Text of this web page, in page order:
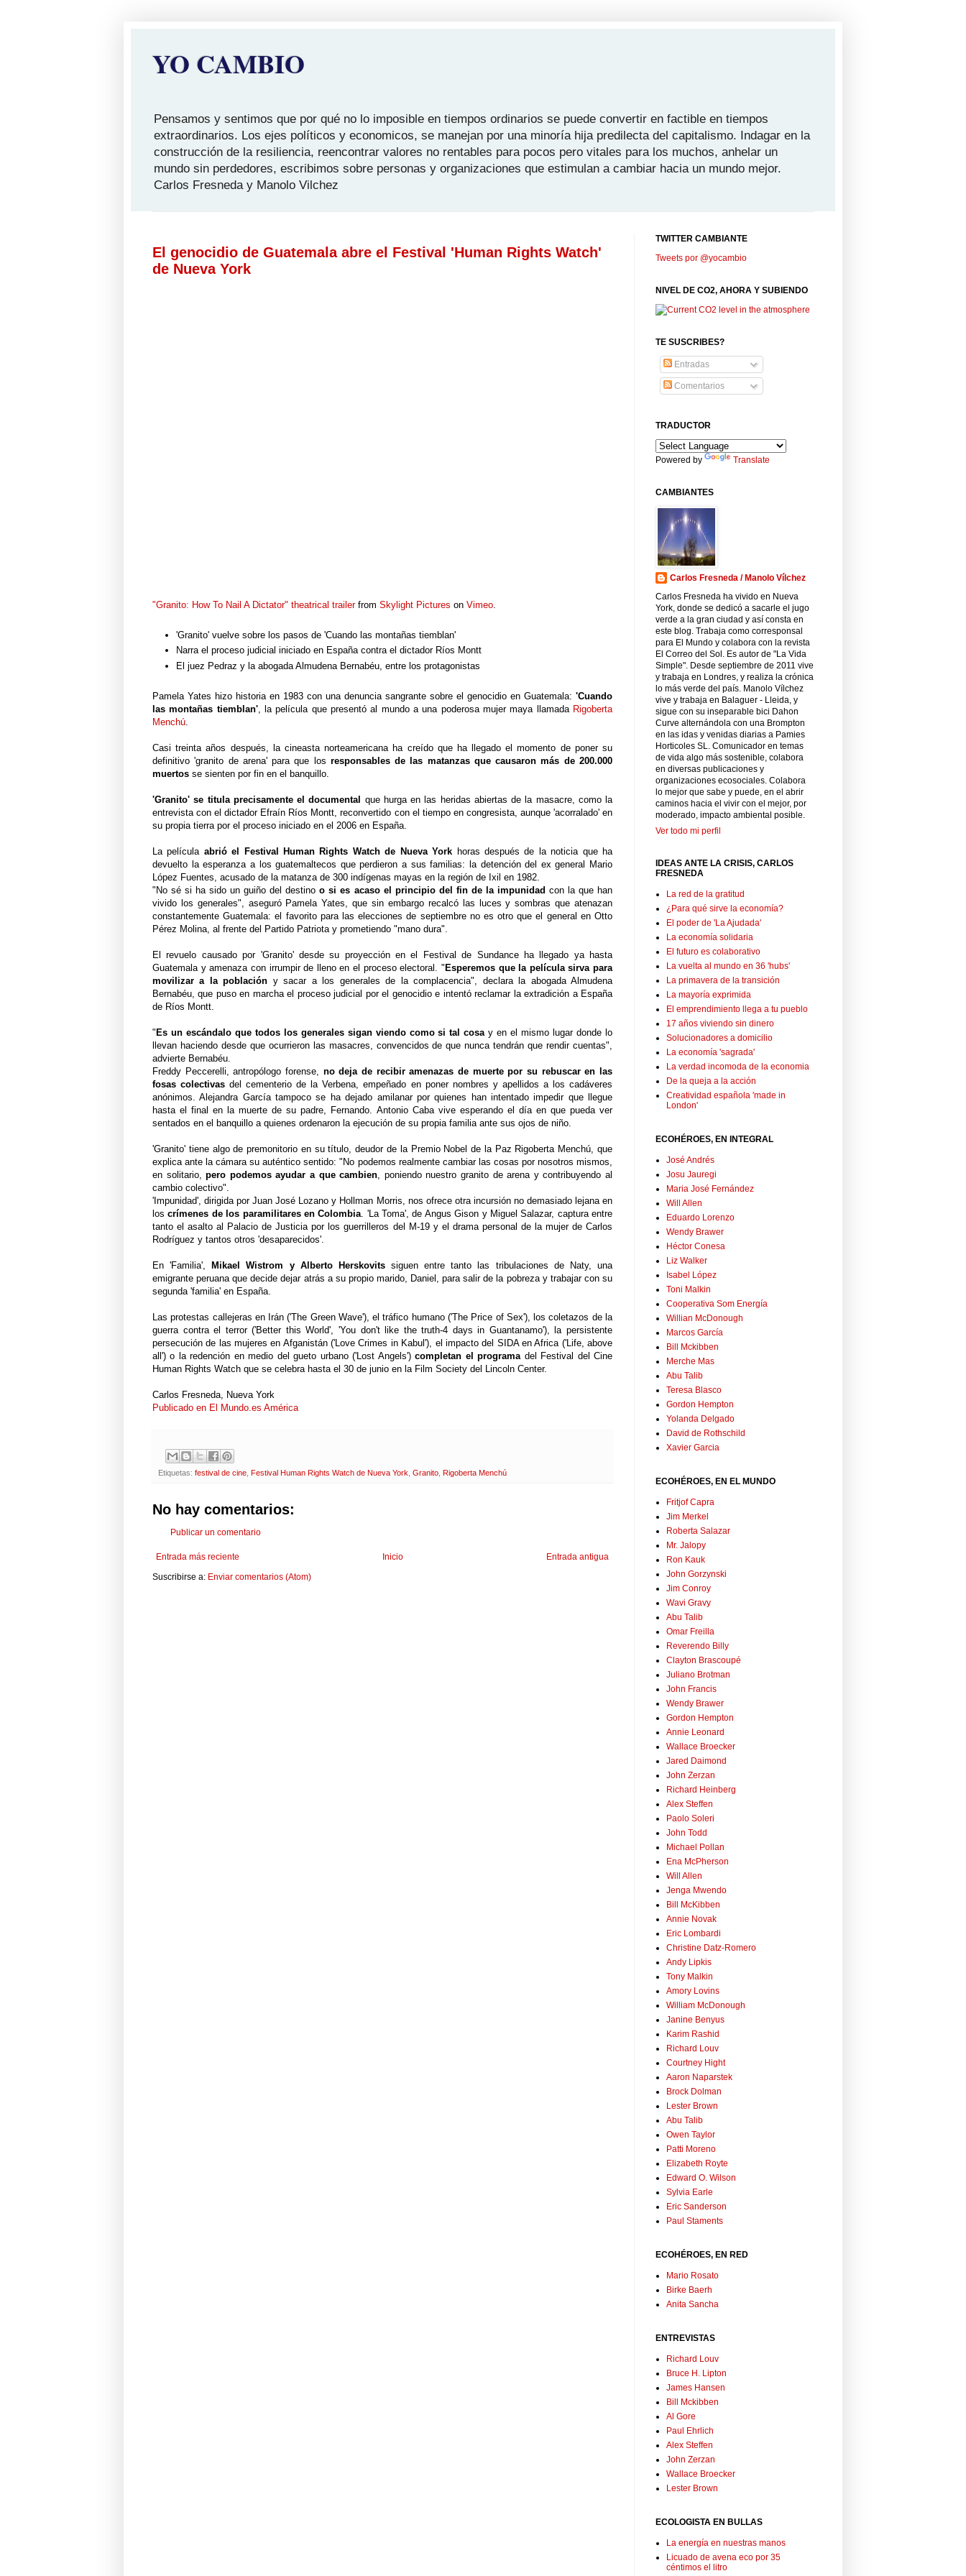
YO CAMBIO
Pensamos y sentimos que por qué no lo imposible en tiempos ordinarios se puede convertir en factible en tiempos
extraordinarios. Los ejes políticos y economicos, se manejan por una minoría hija predilecta del capitalismo. Indagar en la
construcción de la resiliencia, reencontrar valores no rentables para pocos pero vitales para los muchos, anhelar un
mundo sin perdedores, escribimos sobre personas y organizaciones que estimulan a cambiar hacia un mundo mejor.
Carlos Fresneda y Manolo Vilchez
El genocidio de Guatemala abre el Festival 'Human Rights Watch'
de Nueva York
"Granito: How To Nail A Dictator" theatrical trailerfrom Skylight Pictures on Vimeo
'Granito' vuelve sobre los pasos de 'Cuando las montañas tiemblan'
Narra el proceso judicial iniciado en España contra el dictador Ríos Montt
El juez Pedraz y la abogada Almudena Bernabéu, entre los protagonistas
Pamela Yates hizo historia en 1983 con una denuncia sangrante sobre el genocidio en Guatemala: 'Cuando
las montañas tiemblan', la película que presentó al mundo a una poderosa mujer maya llamada Rigoberta
Menchú.
Casi treinta años después, la cineasta norteamericana ha creído que ha llegado el momento de poner su
definitivo 'granito de arena' para que los responsables de las matanzas que causaron más de 200.000
muertos se sienten por fin en el banquillo.
'Granito' se titula precisamente el documental que hurga en las heridas abiertas de la masacre, como la
entrevista con el dictador Efraín Ríos Montt, reconvertido con el tiempo en congresista, aunque 'acorralado' en
su propia tierra por el proceso iniciado en el 2006 en España.
La película abrió el Festival Human Rights Watch de Nueva York horas después de la noticia que ha
devuelto la esperanza a los guatemaltecos que perdieron a sus familias: la detención del ex general Mario
López Fuentes, acusado de la matanza de 300 indígenas mayas en la región de Ixil en 1982.
"No sé si ha sido un guiño del destinoo si es acaso el principio del fin de la impunidad con la que han
vivido los generales", aseguró Pamela Yates, que sin embargo recalcó las luces y sombras que atenazan
constantemente Guatemala: el favorito para las elecciones de septiembre no es otro que el general en Otto
Pérez Molina, al frente del Partido Patriota y prometiendo "mano dura".
El revuelo causado por 'Granito' desde su proyección en el Festival de Sundance ha llegado ya hasta
Guatemala y amenaza con irrumpir de lleno en el proceso electoral. " Esperemos que la película sirva para
movilizar a la población y sacar a los generales de la complacencia", declara la abogada Almudena
Bernabéu, que puso en marcha el proceso judicial por el genocidio e intentó reclamar la extradición a España
de Ríos Montt.
" Es un escándalo que todos los generales sigan viendo como si tal cosay en el mismo lugar donde lo
llevan haciendo desde que ocurrieron las masacres, convencidos de que nunca tendrán que rendir cuentas",
advierte Bernabéu.
Freddy Peccerelli, antropólogo forense, no deja de recibir amenazas de muerte por su rebuscar en las
fosas colectivas del cementerio de la Verbena, empeñado en poner nombres y apellidos a los cadáveres
anónimos. Alejandra García tampoco se ha dejado amilanar por quienes han intentado impedir que llegue
hasta el final en la muerte de su padre, Fernando. Antonio Caba vive esperando el día en que pueda ver
sentados en el banquillo a quienes ordenaron la ejecución de su propia familia ante sus ojos de niño.
'Granito' tiene algo de premonitorio en su título, deudor de la Premio Nobel de la Paz Rigoberta Menchú, que
explica ante la cámara su auténtico sentido: "No podemos realmente cambiar las cosas por nosotros mismos,
en solitario,pero podemos ayudar a que cambien, poniendo nuestro granito de arena y contribuyendo al
cambio colectivo".
'Impunidad', dirigida por Juan José Lozano y Hollman Morris, nos ofrece otra incursión no demasiado lejana en
loscrímenes de los paramilitares en Colombia. 'La Toma', de Angus Gison y Miguel Salazar, captura entre
tanto el asalto al Palacio de Justicia por los guerrilleros del M-19 y el drama personal de la mujer de Carlos
Rodríguez y tantos otros 'desaparecidos'.
En 'Familia', Mikael Wistrom y Alberto Herskovitssiguen entre tanto las tribulaciones de Naty, una
emigrante peruana que decide dejar atrás a su propio marido, Daniel, para salir de la pobreza y trabajar con su
segunda 'familia' en España.
Las protestas callejeras en Irán ('The Green Wave'), el tráfico humano ('The Price of Sex'), los coletazos de la
guerra contra el terror ('Better this World', 'You don't like the truth-4 days in Guantanamo'), la persistente
persecución de las mujeres en Afganistán ('Love Crimes in Kabul'), el impacto del SIDA en Africa ('Life, above
all') o la redención en medio del gueto urbano ('Lost Angels')completan el programa del Festival del Cine
Human Rights Watch que se celebra hasta el 30 de junio en la Film Society del Lincoln Center.
Carlos Fresneda, Nueva York
Publicado en El Mundo.es América
Etiquetas: festival de cine Festival Human Rights Watch de Nueva York Granito Rigoberta Menchú
No hay comentarios:
Publicar un comentario
Entrada más reciente Entrada antigua
Inicio
Suscribirse a: Enviar comentarios (Atom)
TWITTER CAMBIANTE
Tweets por @yocambio
NIVEL DE CO2, AHORA Y SUBIENDO
TE SUSCRIBES?
Entradas
Comentarios
TRADUCTOR
Powered by Translate
CAMBIANTES
Carlos Fresneda / Manolo Vílchez
Carlos Fresneda ha vivido en Nueva
York, donde se dedicó a sacarle el jugo
verde a la gran ciudad y así consta en
este blog. Trabaja como corresponsal
para El Mundo y colabora con la revista
El Correo del Sol. Es autor de "La Vida
Simple". Desde septiembre de 2011 vive
y trabaja en Londres, y realiza la crónica
lo más verde del país. Manolo Vílchez
vive y trabaja en Balaguer - Lleida, y
sigue con su inseparable bici Dahon
Curve alternándola con una Brompton
en las idas y venidas diarias a Pamies
Horticoles SL. Comunicador en temas
de vida algo más sostenible, colabora
en diversas publicaciones y
organizaciones ecosociales. Colabora
lo mejor que sabe y puede, en el abrir
caminos hacia el vivir con el mejor, por
moderado, impacto ambiental posible.
Ver todo mi perfil
IDEAS ANTE LA CRISIS, CARLOS
FRESNEDA
La red de la gratitud
¿Para qué sirve la economía?
El poder de 'La Ajudada'
La economía solidaria
El futuro es colaborativo
La vuelta al mundo en 36 'hubs'
La primavera de la transición
La mayoría exprimida
El emprendimiento llega a tu pueblo
17 años viviendo sin dinero
Solucionadores a domicilio
La economía 'sagrada'
La verdad incomoda de la economia
De la queja a la acción
Creatividad española 'made in
London'
ECOHÉROES, EN INTEGRAL
José Andrés
Josu Jauregi
Maria José Fernández
Will Allen
Eduardo Lorenzo
Wendy Brawer
Héctor Conesa
Liz Walker
Isabel López
Toni Malkin
Cooperativa Som Energía
Willian McDonough
Marcos García
Bill Mckibben
Merche Mas
Abu Talib
Teresa Blasco
Gordon Hempton
Yolanda Delgado
David de Rothschild
Xavier Garcia
ECOHÉROES, EN EL MUNDO
Fritjof Capra
Jim Merkel
Roberta Salazar
Mr. Jalopy
Ron Kauk
John Gorzynski
Jim Conroy
Wavi Gravy
Abu Talib
Omar Freilla
Reverendo Billy
Clayton Brascoupé
Juliano Brotman
John Francis
Wendy Brawer
Gordon Hempton
Annie Leonard
Wallace Broecker
Jared Daimond
John Zerzan
Richard Heinberg
Alex Steffen
Paolo Soleri
John Todd
Michael Pollan
Ena McPherson
Will Allen
Jenga Mwendo
Bill McKibben
Annie Novak
Eric Lombardi
Christine Datz-Romero
Andy Lipkis
Tony Malkin
Amory Lovins
William McDonough
Janine Benyus
Karim Rashid
Richard Louv
Courtney Hight
Aaron Naparstek
Brock Dolman
Lester Brown
Abu Talib
Owen Taylor
Patti Moreno
Elizabeth Royte
Edward O. Wilson
Sylvia Earle
Eric Sanderson
Paul Staments
ECOHÉROES, EN RED
Mario Rosato
Birke Baerh
Anita Sancha
ENTREVISTAS
Richard Louv
Bruce H. Lipton
James Hansen
Bill Mckibben
Al Gore
Paul Ehrlich
Alex Steffen
John Zerzan
Wallace Broecker
Lester Brown
ECOLOGISTA EN BULLAS
La energía en nuestras manos
Licuado de avena eco por 35
céntimos el litro